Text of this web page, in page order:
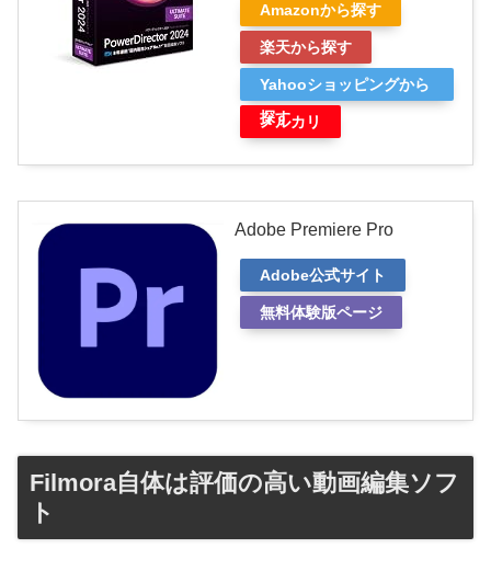
Amazonから探す
楽天から探す
Yahooショッピングから
探す
メルカリ
Adobe Premiere Pro
Adobe公式サイト
無料体験版ページ
Filmora自体は評価の高い動画編集ソフ
ト